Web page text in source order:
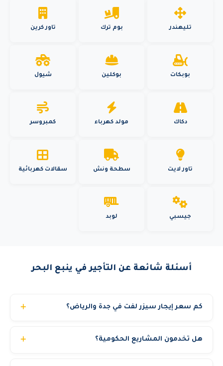
تليهندر بوم ترك تاور كرين
بوبكات بوكلين شيول
دكاك مولد كهرباء كمبروسر
تاور لايت سطحة ونش سقالات كهربائية
جيسبي لوبد
أسئلة شائعة عن التأجير في ينبع البحر
كم سعر إيجار سيزر لفت في جدة والرياض؟
كهربائي ويزيد حسب الارتفاع والنوع. السيزر لفت الديزل 12 متر
هل تخدمون المشاريع الحكومية؟